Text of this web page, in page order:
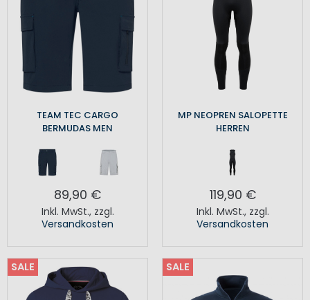
TEAM TEC CARGO
BERMUDAS MEN
89,90 €
Inkl. MwSt., zzgl.
Versandkosten
MP NEOPREN SALOPETTE
HERREN
119,90 €
Inkl. MwSt., zzgl.
Versandkosten
SALE SALE